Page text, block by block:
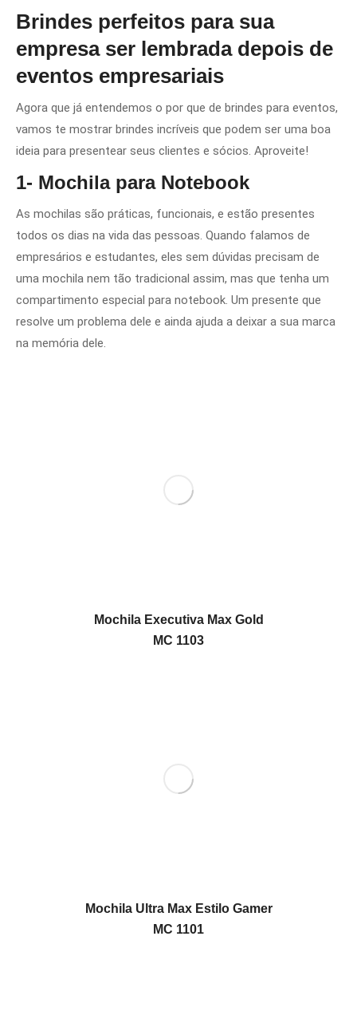
Brindes perfeitos para sua
empresa ser lembrada depois de
eventos empresariais
Agora que já entendemos o por que de brindes para eventos,
vamos te mostrar brindes incríveis que podem ser uma boa
ideia para presentear seus clientes e sócios. Aproveite!
1- Mochila para Notebook
As mochilas são práticas, funcionais, e estão presentes
todos os dias na vida das pessoas. Quando falamos de
empresários e estudantes, eles sem dúvidas precisam de
uma mochila nem tão tradicional assim, mas que tenha um
compartimento especial para notebook. Um presente que
resolve um problema dele e ainda ajuda a deixar a sua marca
na memória dele.
Mochila Executiva Max Gold
MC 1103
Mochila Ultra Max Estilo Gamer
MC 1101